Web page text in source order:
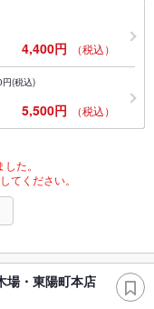
4,400円 （税込）
(税込)
5,500円 （税込）
た。
てください。
場・東陽町本店